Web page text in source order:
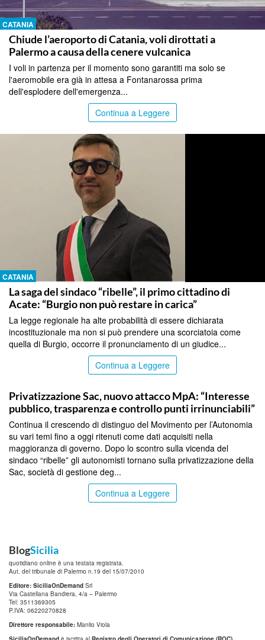
CATANIA
Chiude l’aeroporto di Catania, voli dirottati a
Palermo a causa della cenere vulcanica
I voli in partenza per il momento sono garantiti ma solo se
l'aeromobile era già in attesa a Fontanarossa prima
dell'esplodere dell'emergenza...
Continua a Leggere
CATANIA
La saga del sindaco “ribelle”, il primo cittadino di
Acate: “Burgio non può restare in carica”
La legge regionale ha alte probabilità di essere dichiarata
incostituzionale ma non si può prendere una scorciatoia come
quella di Burgio, occorre il pronunciamento di un giudice...
Continua a Leggere
Privatizzazione Sac, nuovo attacco MpA: “Interesse
pubblico, trasparenza e controllo punti irrinunciabili”
Continua il crescendo di distinguo del Movimento per l’Autonomia
su vari temi fino a oggi ritenuti come dati acquisiti nella
maggioranza di governo. Dopo lo scontro sulla vicenda del
sindaco “ribelle” gli autonomisti tornano sulla privatizzazione della
Sac, società di gestione deg...
Continua a Leggere
BlogSicilia
quotidiano online è una testata registrata.
Aut. del tribunale di Palermo n.19 del 15/07/2010
Editore: SiciliaOnDemand Srl
Via Castellana Bandiera, 4/a – Palermo
Tel: 3511369305
P.IVA: 06220270828
Direttore responsabile: Manlio Viola